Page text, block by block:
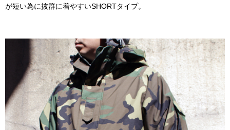
が短い為に抜群に着やすいSHORTタイプ。